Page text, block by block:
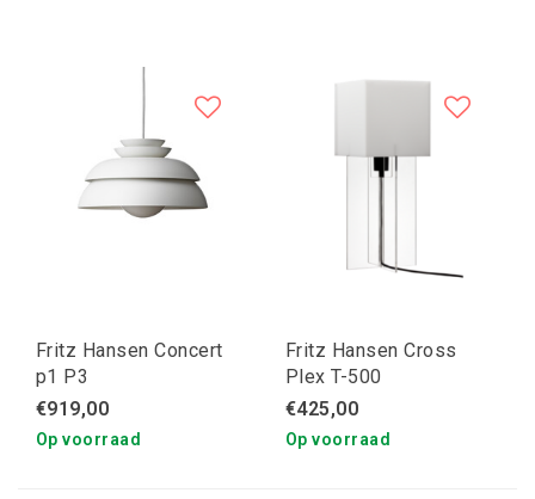
Fritz Hansen Concert
p1 P3
€919,00
Op voorraad
Fritz Hansen Cross
Plex T-500
€425,00
Op voorraad